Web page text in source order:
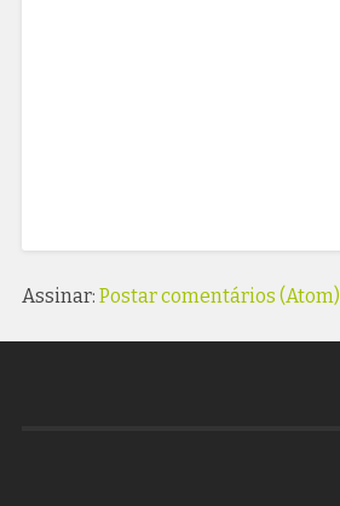
Assinar: Postar comentários (Atom)